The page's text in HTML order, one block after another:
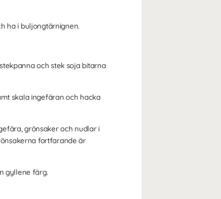
ha i buljongtärnignen.
och stek soja bitarna
skala ingefäran och hacka
grönsaker och nudlar i
fortfarande är
gyllene färg.